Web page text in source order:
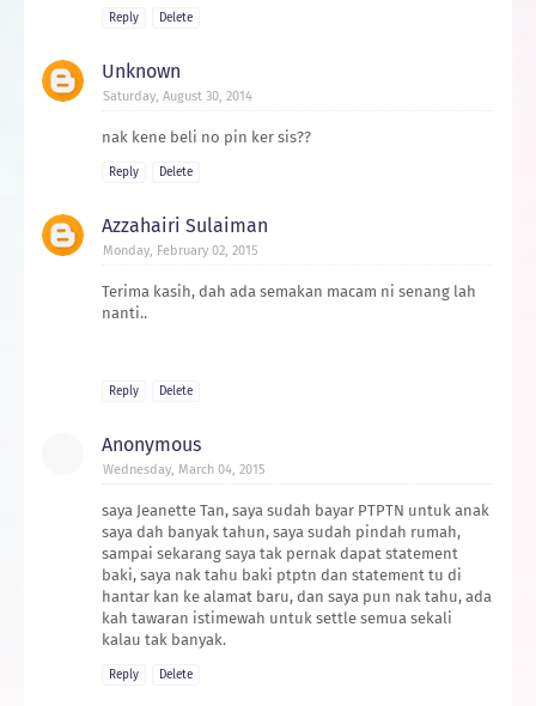
Reply Delete
Unknown
Saturday, August 30, 2014
nak kene beli no pin ker sis??
Reply Delete
Azzahairi Sulaiman
Monday, February 02, 2015
Terima kasih, dah ada semakan macam ni senang lah
nanti..
Reply Delete
Anonymous
Wednesday, March 04, 2015
saya Jeanette Tan, saya sudah bayar PTPTN untuk anak
saya dah banyak tahun, saya sudah pindah rumah,
sampai sekarang saya tak pernak dapat statement
baki, saya nak tahu baki ptptn dan statement tu di
hantar kan ke alamat baru, dan saya pun nak tahu, ada
kah tawaran istimewah untuk settle semua sekali
kalau tak banyak.
Reply Delete